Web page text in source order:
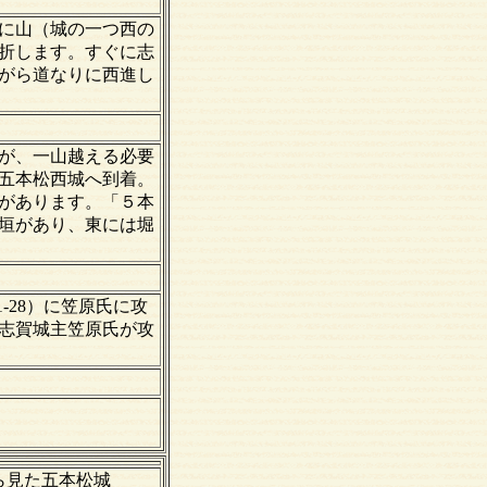
山（城の一つ西の
します。すぐに志
ら道なりに西進し
、一山越える必要
本松西城へ到着。
あります。「５本
があり、東には堀
28）に笠原氏に攻
賀城主笠原氏が攻
見た五本松城